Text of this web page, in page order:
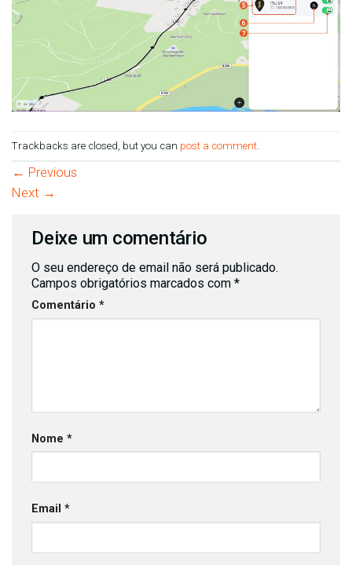
Trackbacks are closed, but you can post a comment
← Previous
Next →
Deixe um comentário
O seu endereço de email não será publicado.
Campos obrigatórios marcados com *
Comentário *
Nome *
Email *